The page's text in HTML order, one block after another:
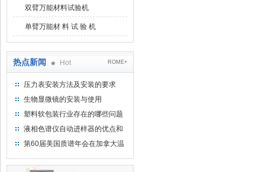
双臂万能材料试验机
单臂万能材 料 试 验 机
热点新闻 Hot ROME+
压力表安装方法及安装的要求
生物显微镜的安装与使用
塑料软包装行业存在的哪些问题
液相色谱仪自动进样器的优点和
维护
第60届美国质谱年会在加拿大温